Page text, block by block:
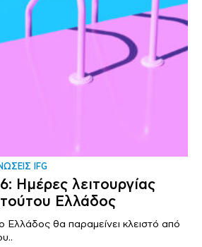
IFG
Ημέρες λειτουργίας
Ελλάδος
Ελλάδος θα παραμείνει κλειστό από